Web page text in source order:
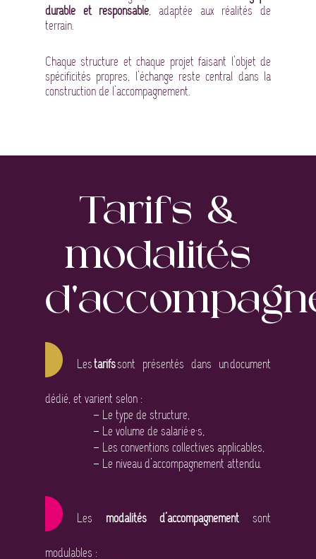
durable et responsable, adaptée aux réalités de
terrain.
Chaque structure et chaque projet faisant l’objet de
spécificités propres, l’échange reste central dans la
construction de l’accompagnement.
Tarifs &
modalités
Lestarifssont présentés dans un document
dédié, et varient selon :
– Le type de structure,
– Le volume de salarié·e·s,
– Les conventions collectives applicables,
– Le niveau d’accompagnement attendu.
Les modalités d’accompagnementsont
modulables :